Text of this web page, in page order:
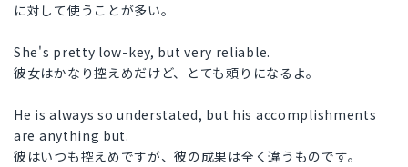
に対して使うことが多い。
She's pretty low-key, but very reliable.
彼女はかなり控えめだけど、とても頼りになるよ。
He is always so understated, but his accomplishments
are anything but.
彼はいつも控えめですが、彼の成果は全く違うものです。